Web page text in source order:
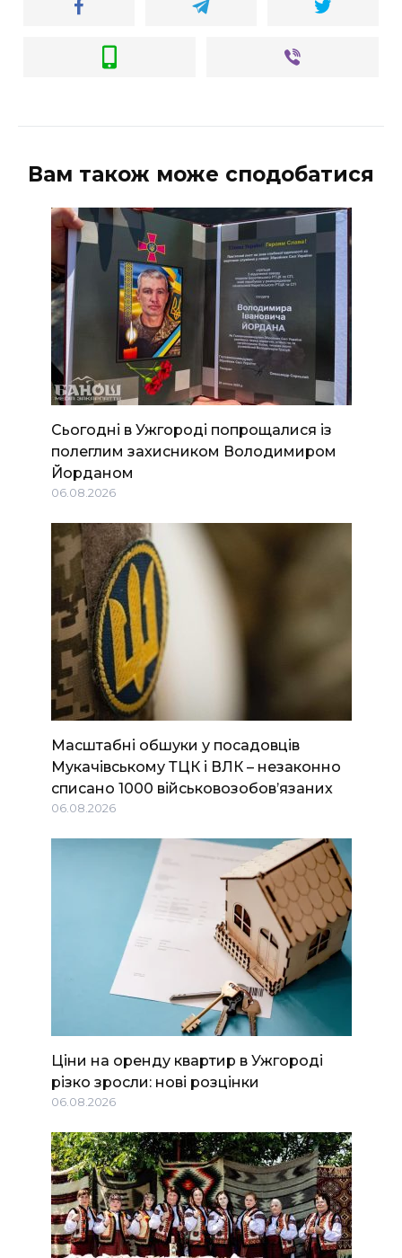
Вам також може сподобатися
Сьогодні в Ужгороді попрощалися із
полеглим захисником Володимиром
Йорданом
06.08.2026
Масштабні обшуки у посадовців
Мукачівському ТЦК і ВЛК – незаконно
списано 1000 військовозобов’язаних
06.08.2026
Ціни на оренду квартир в Ужгороді
різко зросли: нові розцінки
06.08.2026